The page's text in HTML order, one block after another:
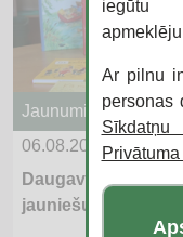
Jaunumi
06.08.2026
Daugavpils
jauniešu un vecāku
iegūtu
Ar pilnu
personas
Sīkdatņu